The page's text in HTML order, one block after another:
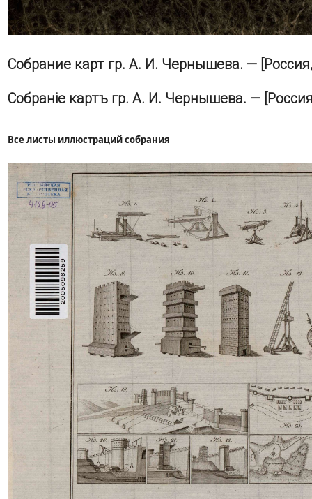
Собрание карт гр. А. И. Чернышева. —
Собраніе картъ гр. А. И. Чернышева. —
Все листы иллюстраций собрания